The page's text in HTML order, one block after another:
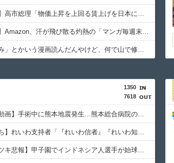
【悲報】高市総理「物価上昇を上回る賃上げを日本に定着させる」 →国家公務員月給3.51％増へ 地方公務員も追随する見通し
【朗報】Amazon、汗が飛び散る灼熱の「マンガ毎週末セール（50%還元）」を開催ｗｗｗｗｗｗｗｗｗｗ
「あずみ」とかいう漫画読んだんやけど、何で山で修行しただけの子供達があんなに強いんや
1350
7618
【必見動画】手術中に熊本地震発生…熊本総合病院の例のカメラ映像、ノーカットver.が公開される
【いのち】れいわ支持者「『れいわ信者』『れいわ知能』は差別的。放送禁止用語にすべき。オールドメディアは配慮を」→かわりにピッタリの名称が爆誕してしまうw
【カミツキ悲報】甲子園でインドネシア人選手が始球式→日本保守党・百田尚樹代表「甲子園を政治利用するな！」